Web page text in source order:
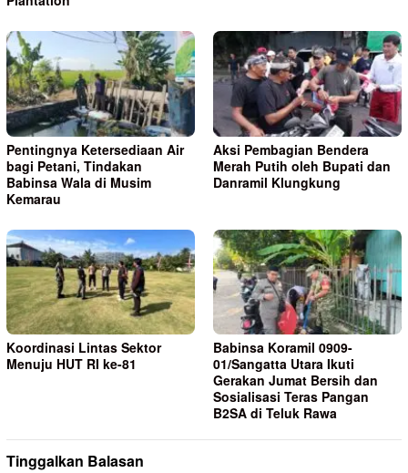
Pentingnya Ketersediaan Air
bagi Petani, Tindakan
Babinsa Wala di Musim
Kemarau
Aksi Pembagian Bendera
Merah Putih oleh Bupati dan
Danramil Klungkung
Koordinasi Lintas Sektor
Menuju HUT RI ke-81
Babinsa Koramil 0909-
01/Sangatta Utara Ikuti
Gerakan Jumat Bersih dan
Sosialisasi Teras Pangan
B2SA di Teluk Rawa
Tinggalkan Balasan